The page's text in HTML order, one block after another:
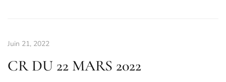
Juin 21, 2022
CR DU 22 MARS 2022